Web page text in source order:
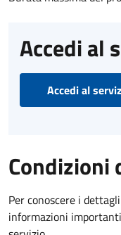
Accedi al
Accedi al
Condizioni
Per conoscere i
informazioni